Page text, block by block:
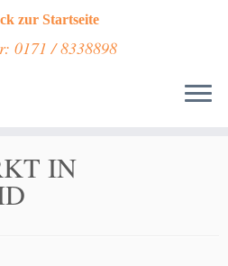
0171 / 8338898
IN